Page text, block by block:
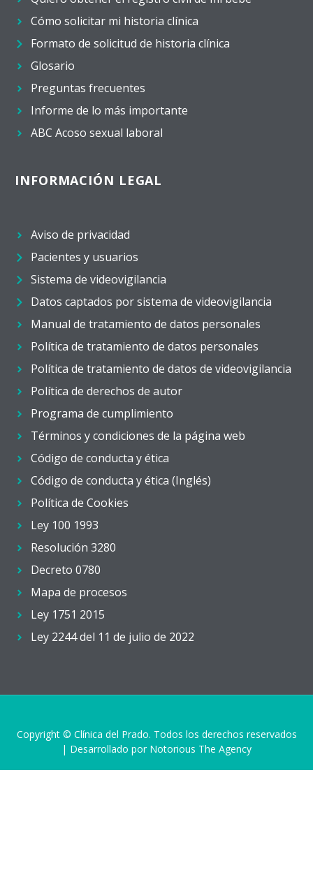
Cómo solicitar mi historia clínica
Formato de solicitud de historia clínica
Glosario
Preguntas frecuentes
Informe de lo más importante
ABC Acoso sexual laboral
INFORMACIÓN LEGAL
Aviso de privacidad
Pacientes y usuarios
Sistema de videovigilancia
Datos captados por sistema de videovigilancia
Manual de tratamiento de datos personales
Política de tratamiento de datos personales
Política de tratamiento de datos de videovigilancia
Política de derechos de autor
Programa de cumplimiento
Términos y condiciones de la página web
Código de conducta y ética
Código de conducta y ética (Inglés)
Política de Cookies
Ley 100 1993
Resolución 3280
Decreto 0780
Mapa de procesos
Ley 1751 2015
Ley 2244 del 11 de julio de 2022
Copyright © Clínica del Prado. Todos los derechos reservados
| Desarrollado por Notorious The Agency